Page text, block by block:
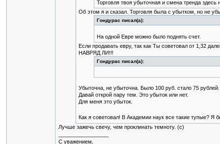
Торговля твоя убыточная и смена тренда здесь
Об этом я и сказал. Торговля была с убытком, но не
Гондурас писал(а):
На одной Евре можно было поднять счет.
Если продавать евру, так как Ты советовал от 1,32
НАВРЯД ЛИ!!!
Гондурас писал(а):
Убыточна, не убыточна. Было 100 руб. стало 75 рублей.
Давай открой пару тем. Это убыток или нет.
Для меня это убыток.
Как я советовал! В Академии наук все такие тупые? Я
Лучше зажечь свечу, чем проклинать темноту. (с)
С уважением,